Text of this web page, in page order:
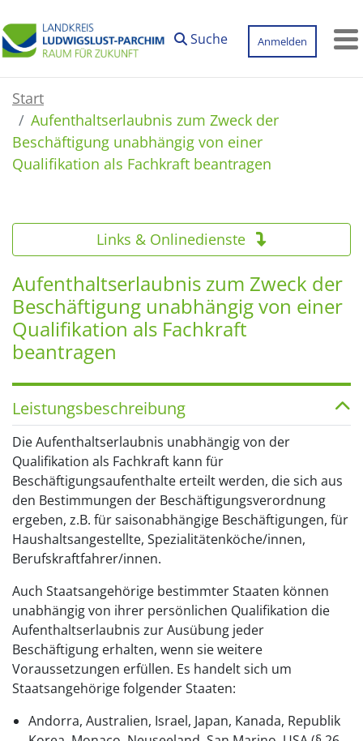
Suche
Anmelden
Start
Aufenthaltserlaubnis zum Zweck der
Beschäftigung unabhängig von einer
Qualifikation als Fachkraft beantragen
Links & Onlinedienste
Aufenthaltserlaubnis zum Zweck der
Beschäftigung unabhängig von einer
Qualifikation als Fachkraft
beantragen
Leistungsbeschreibung
Die Aufenthaltserlaubnis unabhängig von der
Qualifikation als Fachkraft kann für
Beschäftigungsaufenthalte erteilt werden, die sich aus
den Bestimmungen der Beschäftigungsverordnung
ergeben, z.B. für saisonabhängige Beschäftigungen, für
Haushaltsangestellte, Spezialitätenköche/innen,
Berufskraftfahrer/innen.
Auch Staatsangehörige bestimmter Staaten können
unabhängig von ihrer persönlichen Qualifikation die
Aufenthaltserlaubnis zur Ausübung jeder
Beschäftigung erhalten, wenn sie weitere
Voraussetzungen erfüllen. Es handelt sich um
Staatsangehörige folgender Staaten:
Andorra, Australien, Israel, Japan, Kanada, Republik